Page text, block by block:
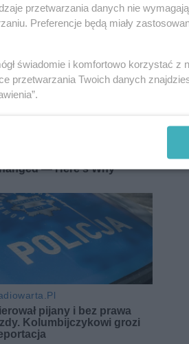
przetwarzania danych nie
Preferencje będą miały
świadomie i komfortowo korzystać z
przetwarzania Twoich danych